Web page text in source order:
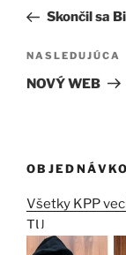
článku
článokSkončil sa
Ďalší
článok
NASLEDUJÚCA
NOVÝ WEB
Všetky KPP
TU